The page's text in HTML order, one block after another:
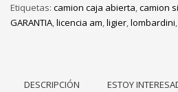
Etiquetas: camion caja abierta,camion
GARANTIA,licencia am,ligier,lombardini,
DESCRIPCIÓN ESTOY